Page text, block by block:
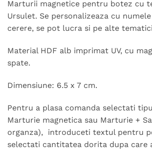
Marturii magnetice pentru botez cu
Ursulet. Se personalizeaza cu
cerere, se pot lucra si pe alte
Material HDF alb imprimat UV, cu
spate.
Dimensiune: 6.5 x 7 cm.
Pentru a plasa comanda selectati
Marturie magnetica sau Marturie +
organza), introduceti textul pentru
selectati cantitatea dorita dupa care